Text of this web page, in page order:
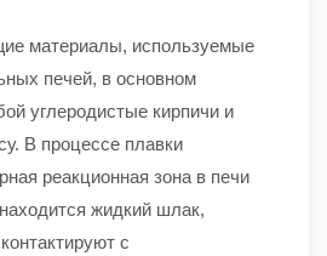
материалы, используемые
печей, в основном
углеродистые кирпичи и
В процессе плавки
реакционная зона в печи
жидкий шлак,
с